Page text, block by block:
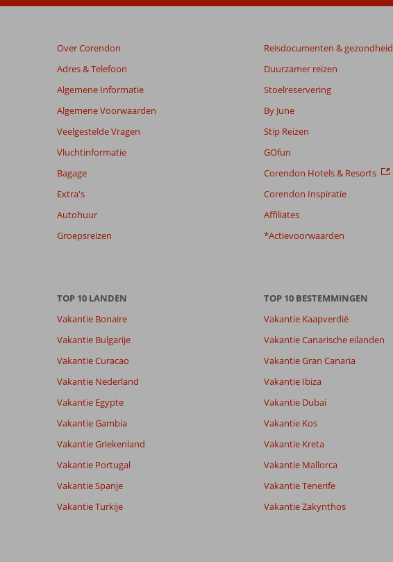
dan
worden
niet
meer
weergegeven
de
relevantie
de
info
Totale score
Gebaseerd op:
4 7,5
Goed
Eten
4,0
Kindvriendelijk
-
Wifi kwaliteit
Ervaringen
van onze
klanten
Filter reisgezelschap
Alle
8,0OverAlgemene indruk
Over Corendon
Adres & Telefoon
Algemene Informatie
Algemene Voorwaarden
Veelgestelde Vragen
Vluchtinformatie
Bagage
Extra's
Autohuur
Groepsreizen
Reisdocumenten & gezondheid
Duurzamer reizen
Stoelreservering
By June
Stip Reizen
GOfun
Corendon Hotels & Resorts
Corendon Inspiratie
Affiliates
*Actievoorwaarden
TOP 10 LANDEN
Vakantie Bonaire
Vakantie Bulgarije
Vakantie Curacao
Vakantie Nederland
Vakantie Egypte
Vakantie Gambia
Vakantie Griekenland
Vakantie Portugal
Vakantie Spanje
Vakantie Turkije
TOP 10 BESTEMMINGEN
Vakantie Kaapverdië
Vakantie Canarische eilanden
Vakantie Gran Canaria
Vakantie Ibiza
Vakantie Dubai
Vakantie Kos
Vakantie Kreta
Vakantie Mallorca
Vakantie Tenerife
Vakantie Zakynthos